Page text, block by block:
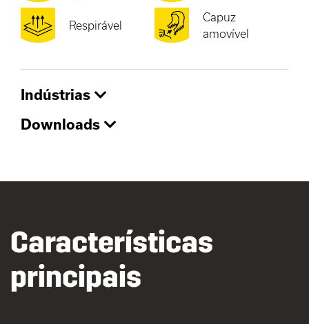
Respirável
Capuz
amovível
Indústrias
Downloads
Características
principais